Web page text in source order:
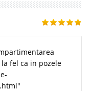
fel ca in pozele